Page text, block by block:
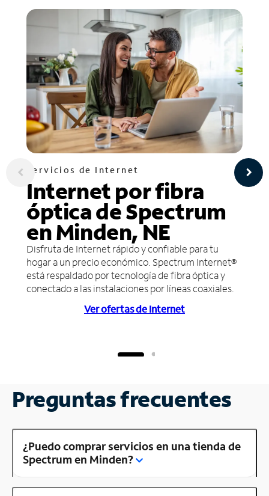
Servicios de Internet
Internet por fibra
óptica de Spectrum
en Minden, NE
Disfruta de Internet rápido y confiable para tu
hogar a un precio económico. Spectrum Internet®
está respaldado por tecnología de fibra óptica y
conectado a las instalaciones por líneas coaxiales.
Ver ofertas de Internet
Preguntas frecuentes
¿Puedo comprar servicios en una tienda de
Spectrum en Minden?